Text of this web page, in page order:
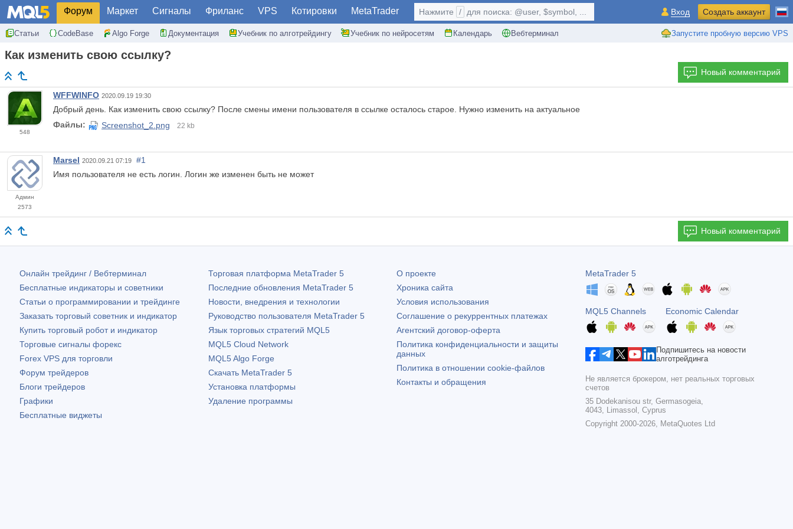
Форум Маркет Сигналы Фриланс VPS Котировки MetaTrader
Статьи CodeBase Algo Forge Документация Учебник по алготрейдингу Учебник по нейросетям Календарь Вебтерминал Запустите пробную версию VPS
Нажмите / для поиска: @user, $symbol, ... Вход Создать аккаунт
Как изменить свою ссылку?
Новый комментарий
548
WFFWINFO 2020.09.19 19:30
Добрый день. Как изменить свою ссылку? После смены имени пользователя в ссылке осталось старое. Нужно изменить на актуальное
Файлы:
Screenshot_2.png 22 kb
Админ
2573
Marsel 2020.09.21 07:19
#1
Имя пользователя не есть логин. Логин же изменен быть не может
Новый комментарий
Онлайн трейдинг / Вебтерминал
Бесплатные индикаторы и советники
Статьи о программировании и трейдинге
Заказать торговый советник и индикатор
Купить торговый робот и индикатор
Торговые сигналы форекс
Forex VPS для торговли
Форум трейдеров
Блоги трейдеров
Графики
Бесплатные виджеты
Торговая платформа MetaTrader 5
Последние обновления MetaTrader 5
Новости, внедрения и технологии
Руководство пользователя MetaTrader 5
Язык торговых стратегий MQL5
MQL5 Cloud Network
MQL5 Algo Forge
Скачать MetaTrader 5
Установка платформы
Удаление программы
О проекте
Хроника сайта
Условия использования
Соглашение о рекуррентных платежах
Агентский договор-оферта
Политика конфиденциальности и защиты
данных
Политика в отношении cookie-файлов
Контакты и обращения
MetaTrader 5
MQL5 Channels Economic Calendar
Подпишитесь на новости
алготрейдинга
Не является брокером, нет реальных торговых
счетов
35 Dodekanisou str, Germasogeia,
4043, Limassol, Cyprus
Copyright 2000-2026, MetaQuotes Ltd